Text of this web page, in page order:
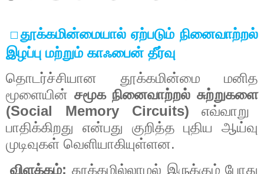
⬜ தூக்கமின்மையால் ஏற்படும் நினைவாற்றல்
இழப்பு மற்றும் காஃபைன் தீர்வு
தொடர்ச்சியான
தூக்கமின்மை
மனித
மூளையின் சமூக நினைவாற்றல் சுற்றுகளை
(Social Memory Circuits)
எவ்வாறு
பாதிக்கிறது
என்பது குறித்த புதிய
ஆய்வு
முடிவுகள் வெளியாகியுள்ளன.
விளக்கம்: தூக்கமில்லாமல் இருக்கும் போது